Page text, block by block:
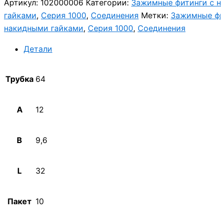
Артикул: 102000006 Категории: Зажимные фитинги с
гайками, Серия 1000, Соединения Метки: Зажимные
накидными гайками, Серия 1000, Соединения
Детали
Трубка 64
A 12
B 9,6
L 32
Пакет 10